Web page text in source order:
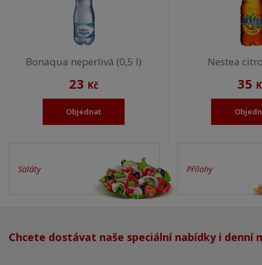
Bonaqua neperlivá (0,5 l)
23 Kč
Objednat
Nestea
35
Saláty Přílohy
Chcete dostávat naše speciální nabídky i denní